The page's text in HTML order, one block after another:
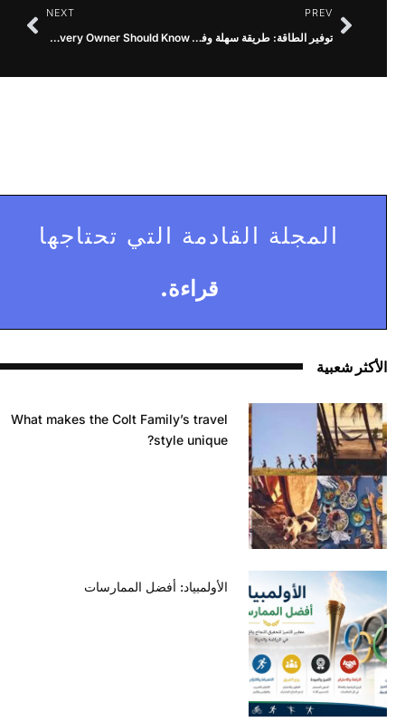
PREV
توفير الطاقة: طريقة سهلة وفعالة
NEXT
Essential Facts About G Suite Hosting Abu Dhabi Every Owner Should Know
المجلة القادمة التي تحتاجها
قراءة.
الأكثر شعبية
What makes the Colt Family’s travel
style unique?
الأولمبياد: أفضل الممارسات